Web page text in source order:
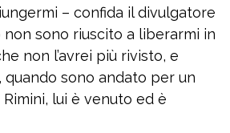
– confida il divulgatore
sono riuscito a liberarmi in
non l’avrei più rivisto, e
quando sono andato per un
lui è venuto ed è